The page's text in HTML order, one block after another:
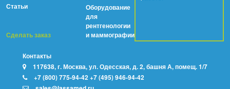
Статьи
Сделать заказ
Оборудование
для
рентгенологии
и маммографии
Контакты
117638, г. Москва, ул. Одесская, д. 2, башня А, помещ. 1/7
+7 (800) 775-94-42+7 (495) 946-94-42